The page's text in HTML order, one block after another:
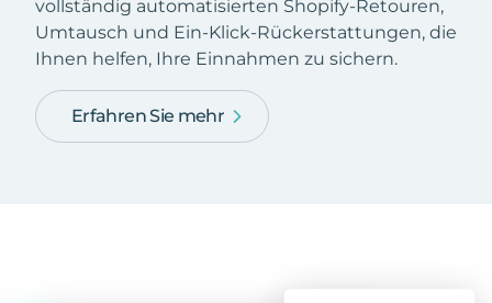
vollständig automatisierten Shopify-Retouren,
Umtausch und Ein-Klick-Rückerstattungen, die
Ihnen helfen, Ihre Einnahmen zu sichern.
Erfahren Sie mehr